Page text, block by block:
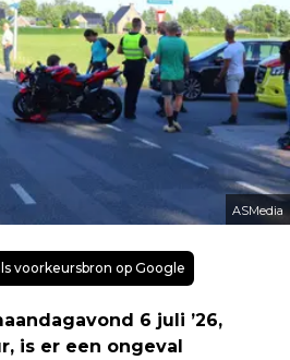
ASMedia
voorkeursbron op Google
6 juli ’26,
is er een ongeval